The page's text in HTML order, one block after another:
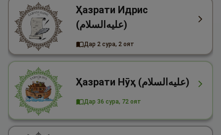
Ҳазрати Идрис
(علیه‌السلام)
Дар 2 сура, 2 оят
Ҳазрати Нӯҳ (علیه‌السلام)
Дар 36 сура, 72 оят